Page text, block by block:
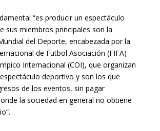
“es producir un espectáculo
sus miembros principalessonla
del Deporte, encabezada por la
de Futbol Asociación(FIFA)
Internacional (COI), que organizan
deportivo y son los que
de los eventos, sin pagar
la sociedad en general no obtiene
.